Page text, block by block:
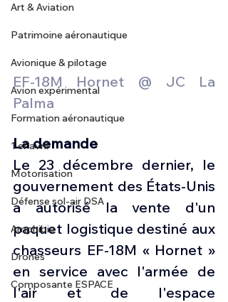
Art & Aviation
Patrimoine aéronautique
Avionique & pilotage
Avion expérimental
Formation aéronautique
1 er avril
Motorisation
Défense sol-air DSA
Amphibie
Drones
Composante ESPACE
EF-18M Hornet @ JC La
Palma
La demande
Le 23 décembre dernier, le
gouvernement des États-Unis
a autorisé la vente d'un
paquet logistique destiné aux
chasseurs EF-18M « Hornet »
en service avec l'armée de
l'air et de l'espace